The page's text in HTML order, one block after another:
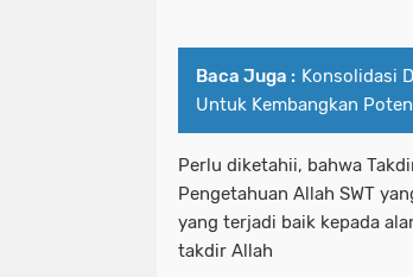
Baca Juga : Konsolidasi
Untuk Kembangkan
Perlu diketahii, bahwa
Pengetahuan Allah SWT
yang terjadi baik kepada
takdir Allah